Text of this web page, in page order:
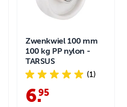
Zwenkwiel 100 mm
100 kg PP nylon -
TARSUS
(1)
6.
95